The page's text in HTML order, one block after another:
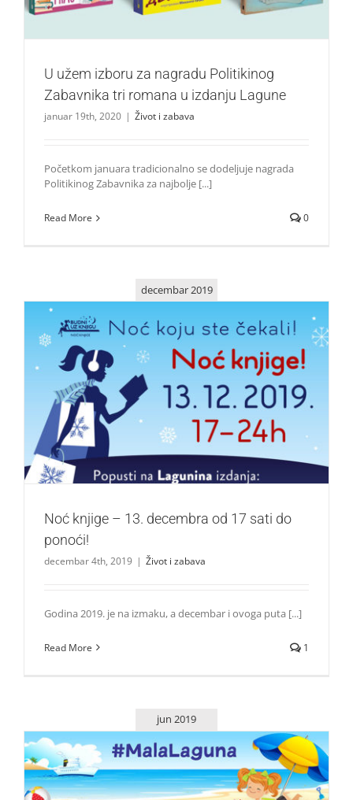
U užem izboru za nagradu Politikinog
Zabavnika tri romana u izdanju Lagune
januar 19th, 2020 | Život i zabava
Početkom januara tradicionalno se dodeljuje nagrada
Politikinog Zabavnika za najbolje [...]
Read More 0
decembar 2019
Noć knjige – 13. decembra od 17 sati do ponoći!
Život i zabava
Noć knjige – 13. decembra od 17 sati do
ponoći!
decembar 4th, 2019 | Život i zabava
Godina 2019. je na izmaku, a decembar i ovoga puta [...]
Read More 1
jun 2019